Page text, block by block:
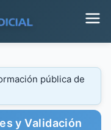
pública de
y Validación